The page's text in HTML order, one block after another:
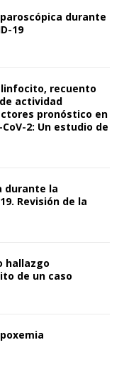
durante
19
recuento
actividad
pronóstico en
2: Un estudio de
durante la
Revisión de la
hallazgo
de un caso